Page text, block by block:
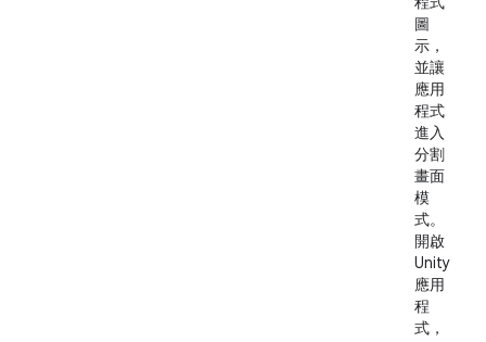
圖
示，
並讓
應用
程式
進入
分割
畫面
模
式。
開啟
Unity
應用
程
式，